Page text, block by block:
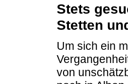
Stets
Stetten
Um sich ein
von